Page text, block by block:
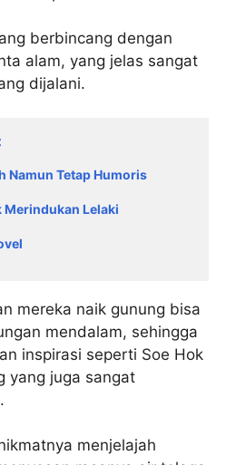
berbincang dengan
alam, yang jelas sangat
dijalani.
Namun Tetap Humoris
Merindukan Lelaki
mereka naik gunung bisa
mendalam, sehingga
inspirasi seperti Soe Hok
yang juga sangat
menjelajah